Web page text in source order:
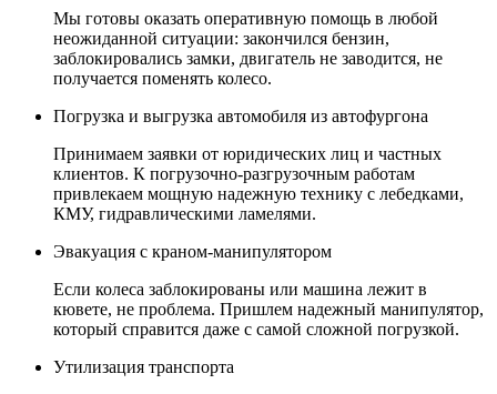
Мы готовы оказать оперативную помощь в любой
неожиданной ситуации: закончился бензин,
заблокировались замки, двигатель не заводится, не
получается поменять колесо.
Погрузка и выгрузка автомобиля из автофургона
Принимаем заявки от юридических лиц и частных
клиентов. К погрузочно-разгрузочным работам
привлекаем мощную надежную технику с лебедками,
КМУ, гидравлическими ламелями.
Эвакуация с краном-манипулятором
Если колеса заблокированы или машина лежит в
кювете, не проблема. Пришлем надежный манипулятор,
который справится даже с самой сложной погрузкой.
Утилизация транспорта